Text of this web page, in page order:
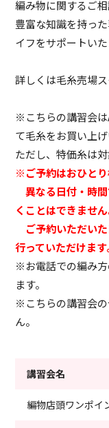
編み物に関するご
豊富な知識を持っ
イフをサポートいた
詳しくは毛糸売場
※こちらの講習会は
て毛糸をお買い上
ただし、特価糸は対
※ご予約はおひと
異なる日付・時
くことはできません
ご予約いただい
行っていただけます
※お電話での編み
ます。
※こちらの講習会
ん。
講習会名
編物店頭ワンポイ